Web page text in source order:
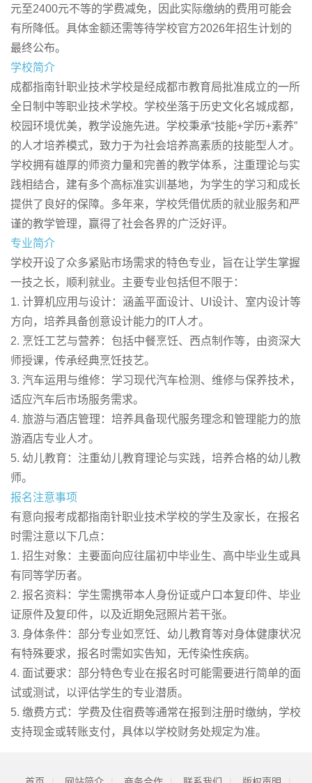
元至2400元不等的学费减免，因此实际缴纳的费用可能会
有所降低。具体金额还需等待学校官方2026年招生计划的
最终公布。
学校简介
成都指南针职业技术学校是经成都市教育局批准成立的一所
全日制中等职业技术学校。学校坐落于历史文化名城成都，
校园环境优美，教学设施先进。学校秉承“技能+学历+素养”
的人才培养模式，致力于为社会培养高素质的技能型人才。
学校拥有雄厚的师资力量和完善的教学体系，注重理论与实
践相结合，建有多个高标准实训基地，为学生的学习和成长
提供了良好的保障。多年来，学校凭借优质的就业服务和严
谨的教学管理，赢得了社会各界的广泛好评。
专业简介
学校开设了众多紧贴市场需求的特色专业，旨在让学生掌握
一技之长，顺利就业。主要专业包括但不限于：
1. 计算机应用与设计：涵盖平面设计、UI设计、室内设计等
方向，培养具备创意设计能力的IT人才。
2. 烹饪工艺与营养：包括中餐烹饪、西点制作等，由资深大
师授课，传承经典烹饪技艺。
3. 汽车运用与维修：学习现代汽车检测、维修与保养技术，
适应汽车后市场服务需求。
4. 旅游与酒店管理：培养具备现代服务理念和管理能力的旅
游酒店专业人才。
5. 幼儿教育：注重幼儿教育理论与实践，培养合格的幼儿教
师。
报名注意事项
有意向报考成都指南针职业技术学校的学生及家长，在报名
时需注意以下几点：
1. 招生对象：主要面向应往届初中毕业生、高中毕业生或具
有同等学历者。
2. 报名资料：学生需携带本人身份证或户口本复印件、毕业
证原件及复印件，以及近期免冠照片若干张。
3. 身体条件：部分专业如烹饪、幼儿教育等对身体健康状况
有特殊要求，报名时需如实告知，无传染性疾病。
4. 面试要求：部分特色专业在报名时可能需要进行简单的面
试或测试，以评估学生的专业潜质。
5. 缴费方式：学费及住宿费等通常在报到注册时缴纳，学校
支持现金或转账支付，具体以学校财务处规定为准。